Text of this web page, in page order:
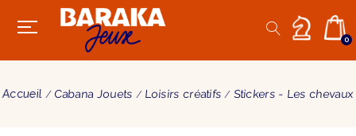
0
Accueil Cabana Jouets Loisirs créatifs Stickers - Les chevaux